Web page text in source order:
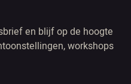
en blijf op de hoogte
workshops